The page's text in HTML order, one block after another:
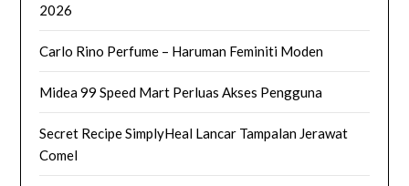
2026
Carlo Rino Perfume – Haruman Feminiti Moden
Midea 99 Speed Mart Perluas Akses Pengguna
Secret Recipe SimplyHeal Lancar Tampalan Jerawat
Comel